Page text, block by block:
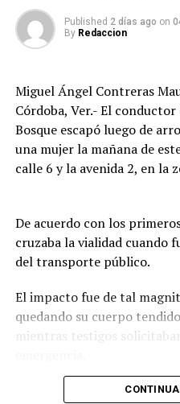
De acuerdo con versiones
conductor del automóvil
diligencias
del accidente y el deslinde
Published 2 días ago on
By Redaccion
Miguel Ángel Contreras
Córdoba, Ver.- El
Bosque escapó luego de
una mujer la mañana de
calle 6 y la avenida 2, en la
De acuerdo con los
cruzaba la vialidad cuando
del transporte público.
El impacto fue de tal
quedando su cuerpo
mientras testigos